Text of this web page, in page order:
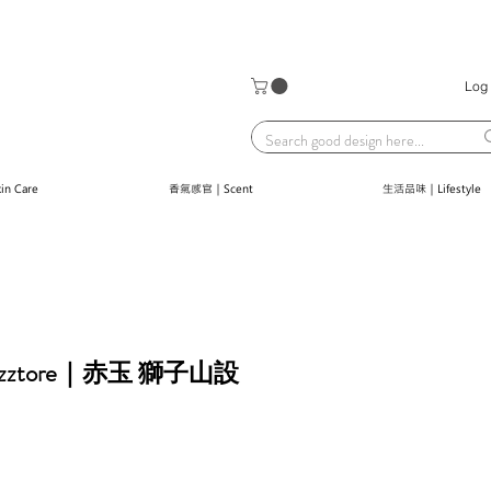
Log
Care 香氣感官｜Scent 生活品味｜Lifestyle
｜赤玉 獅子山設